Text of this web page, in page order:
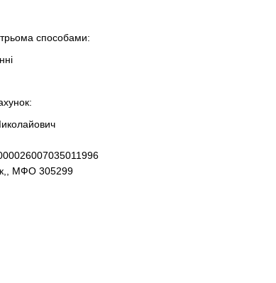
способами:
МФО 305299